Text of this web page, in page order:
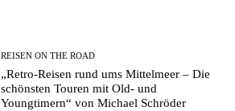
REISEN ON THE ROAD
„Retro-Reisen rund ums Mittelmeer – Die
schönsten Touren mit Old- und
Youngtimern“ von Michael Schröder